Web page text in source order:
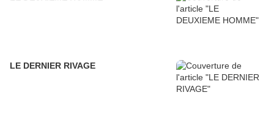
LE DERNIER RIVAGE